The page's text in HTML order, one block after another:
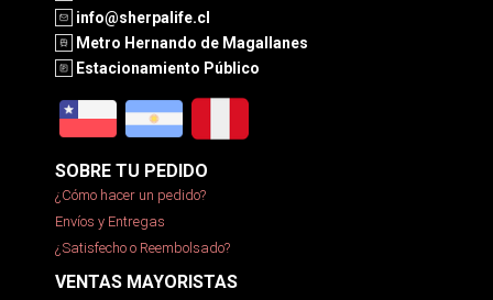
info@sherpalife.cl
Metro Hernando de Magallanes
Estacionamiento Público
SOBRE TU PEDIDO
¿Cómo hacer un pedido?
Envíos y Entregas
¿Satisfecho o Reembolsado?
VENTAS MAYORISTAS